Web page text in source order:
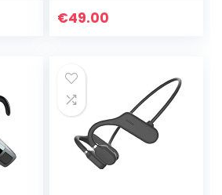
€49.00